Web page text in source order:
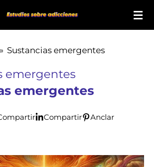
» Sustancias emergentes
emergentes
emergentes
Compartir Anclar